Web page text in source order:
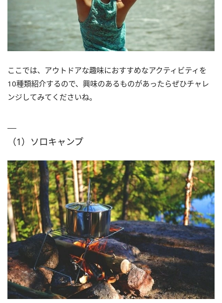
ここでは、アウトドアな趣味におすすめなアクティビティを
10種類紹介するので、興味のあるものがあったらぜひチャレ
ンジしてみてくださいね。
（1）ソロキャンプ